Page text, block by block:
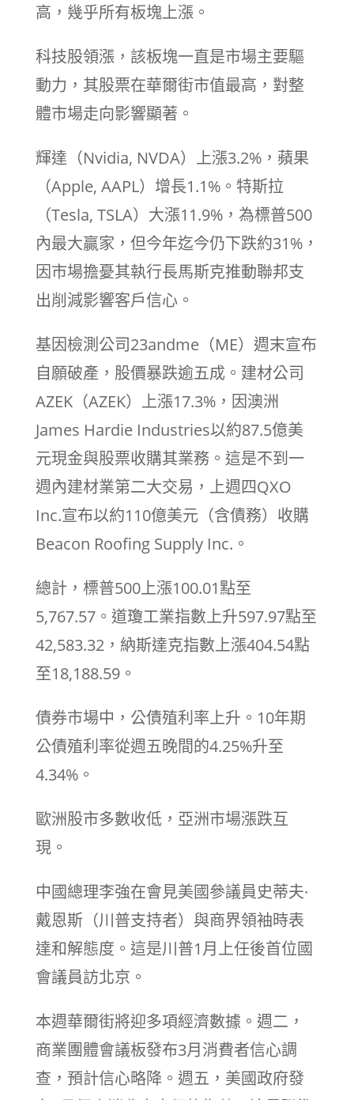
高，幾乎所有板塊上漲。
科技股領漲，該板塊一直是市場主要驅
動力，其股票在華爾街市值最高，對整
體市場走向影響顯著。
輝達（Nvidia, NVDA）上漲3.2%，蘋果
（Apple, AAPL）增長1.1%。特斯拉
（Tesla, TSLA）大漲11.9%，為標普500
內最大贏家，但今年迄今仍下跌約31%，
因市場擔憂其執行長馬斯克推動聯邦支
出削減影響客戶信心。
基因檢測公司23andme（ME）週末宣布
自願破產，股價暴跌逾五成。建材公司
AZEK（AZEK）上漲17.3%，因澳洲
James Hardie Industries以約87.5億美
元現金與股票收購其業務。這是不到一
週內建材業第二大交易，上週四QXO
Inc.宣布以約110億美元（含債務）收購
Beacon Roofing Supply Inc.。
總計，標普500上漲100.01點至
5,767.57。道瓊工業指數上升597.97點至
42,583.32，納斯達克指數上漲404.54點
至18,188.59。
債券市場中，公債殖利率上升。10年期
公債殖利率從週五晚間的4.25%升至
4.34%。
歐洲股市多數收低，亞洲市場漲跌互
現。
中國總理李強在會見美國參議員史蒂夫·
戴恩斯（川普支持者）與商界領袖時表
達和解態度。這是川普1月上任後首位國
會議員訪北京。
本週華爾街將迎多項經濟數據。週二，
商業團體會議板發布3月消費者信心調
查，預計信心略降。週五，美國政府發